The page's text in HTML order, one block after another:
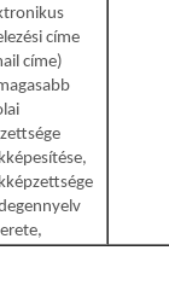
címe
címe)